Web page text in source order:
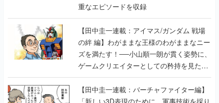
の絆 編】わがままな王様のわがままなニー
ズを満たす！──小山順一朗が貫く姿勢に、
ゲームクリエイターとしての矜持を見た
【若ゲのいたり最終回】
【田中圭一連載：バーチャファイター編】
「新しい3D表現のために、軍事技術を採り
入れたい」世界情勢を味方につけて、ゲー
ムに革命をもたらした鈴木 裕の功績【若ゲ
のいたり】